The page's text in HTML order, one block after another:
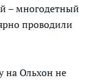
– многодетный
проводили
на Ольхон не